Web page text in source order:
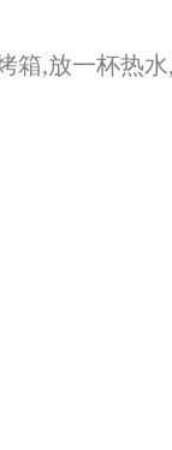
箱,放一杯热